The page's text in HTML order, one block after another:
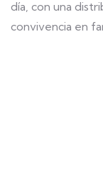
día, con una
convivencia en